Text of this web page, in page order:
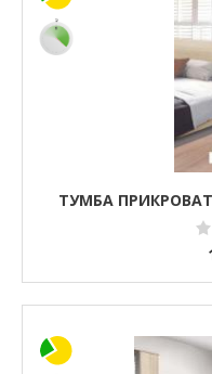
ТУМБА